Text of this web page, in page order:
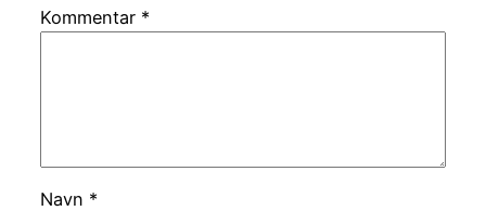
Kommentar *
Navn *